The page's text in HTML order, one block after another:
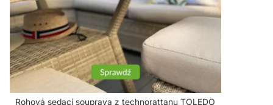
Rohová sedací souprava z technorattanu TOLEDO